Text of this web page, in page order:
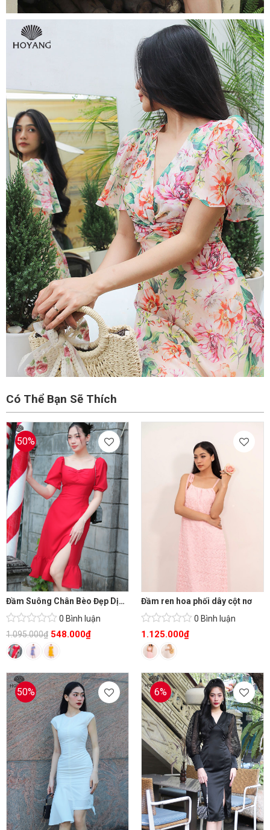
Có Thể Bạn Sẽ Thích
50%
Đầm Suông Chân Bèo Đẹp Dịu Dàng
0 Bình luận
1.095.000₫ 548.000₫
Đầm ren hoa phối dây cột nơ
0 Bình luận
1.125.000₫
50% 6%